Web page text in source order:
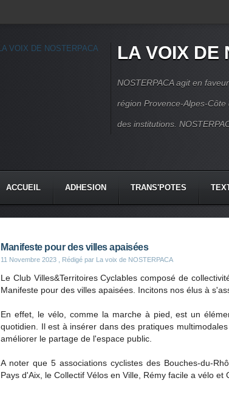
LA VOIX DE
NOSTERPACA agit en
région Provence-Alpes-
des institutions.
ACCUEIL ADHESION TRANS'POTES
Manifeste pour des villes apaisées
11 Novembre 2023 , Rédigé par La voix de NOSTERPACA
Le Club Villes&Territoires Cyclables composé de
Manifeste pour des villes apaisées. Incitons nos élus à
En effet, le vélo, comme la marche à pied, est un
quotidien. Il est à insérer dans des pratiques
améliorer le partage de l'espace public.
A noter que 5 associations cyclistes des Bouches-du-
Pays d'Aix, le Collectif Vélos en Ville, Rémy facile a vélo et